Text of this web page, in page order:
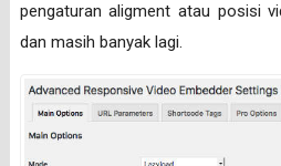
pengaturan aligment atau posisi
dan masih banyak lagi.